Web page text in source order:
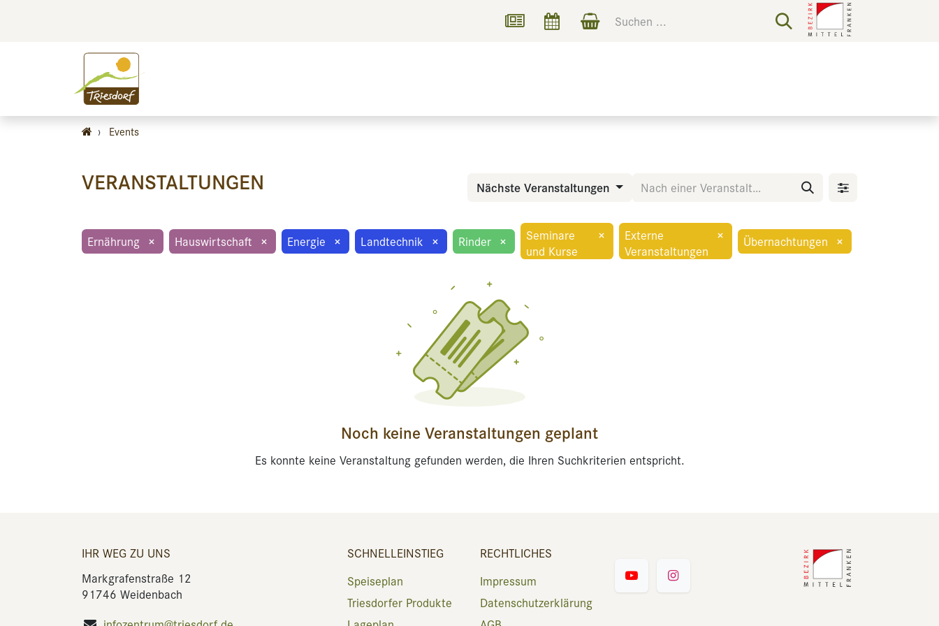
› Events
VERANSTALTUNGEN Nächste Veranstaltungen
Ernährung × Hauswirtschaft × Energie × Landtechnik × Rinder ×
Seminare
und Kurse
×
Externe
Veranstaltungen
× Übernachtungen ×
Noch keine Veranstaltungen geplant
Es konnte keine Veranstaltung gefunden werden, die Ihren Suchkriterien entspricht.
IHR WEG ZU UNS
Markgrafenstraße 12
91746 Weidenbach
SCHNELLEINSTIEG
Speiseplan
Triesdorfer Produkte
RECHTLICHES
Impressum
Datenschutzerklärung